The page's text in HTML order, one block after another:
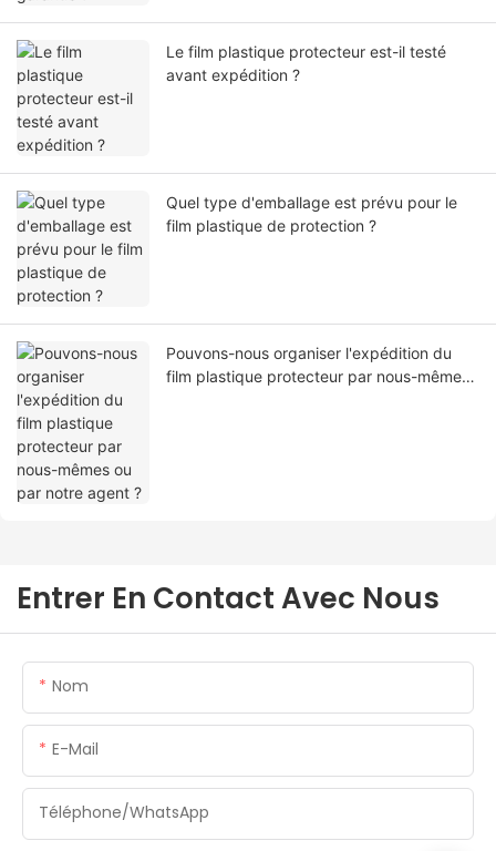
Le film plastique protecteur est-il testé
avant expédition ?
Quel type d'emballage est prévu pour le
film plastique de protection ?
Pouvons-nous organiser l'expédition du
film plastique protecteur par nous-mêmes
Entrer En Contact Avec Nous
Nom
E-Mail
Téléphone/WhatsApp